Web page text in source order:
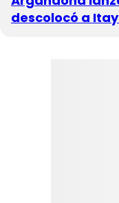
descolocó a